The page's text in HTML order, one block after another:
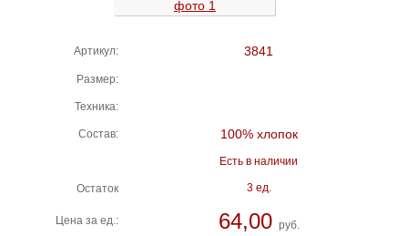
Артикул: 3841
Размер:
Техника:
Состав: 100% хлопок
Есть в наличии
Остаток 3 ед.
Цена за ед.: 64,00 руб.